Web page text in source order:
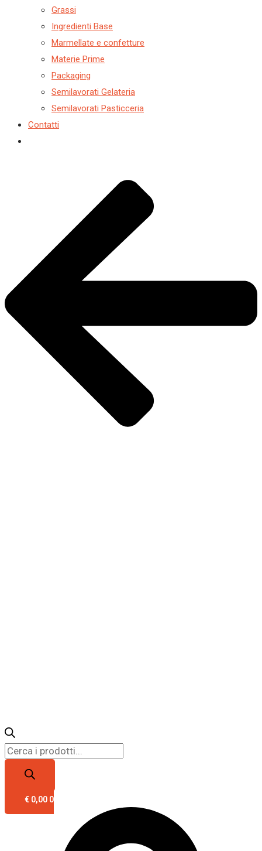
Grassi
Ingredienti Base
Marmellate e confetture
Materie Prime
Packaging
Semilavorati Gelateria
Semilavorati Pasticceria
Contatti
€ 0,00 0